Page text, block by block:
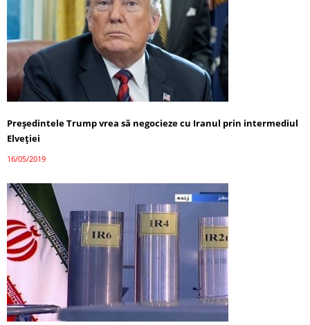
Preşedintele Trump vrea să negocieze cu Iranul prin intermediul
Elveției
16/05/2019